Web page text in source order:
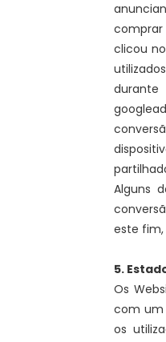
comprar
clicou
Alguns
este fim,
5.
Os
com um
os